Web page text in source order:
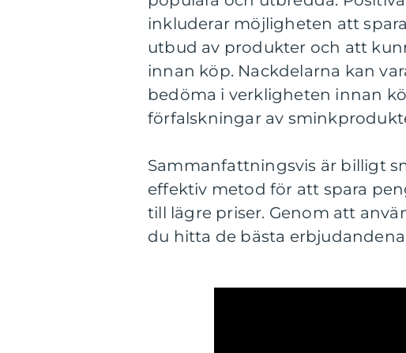
inkluderar möjligheten att
utbud av produkter och att
innan köp. Nackdelarna kan
bedöma i verkligheten innan
förfalskningar av
Sammanfattningsvis är billigt
effektiv metod för att spara
till lägre priser. Genom att
du hitta de bästa